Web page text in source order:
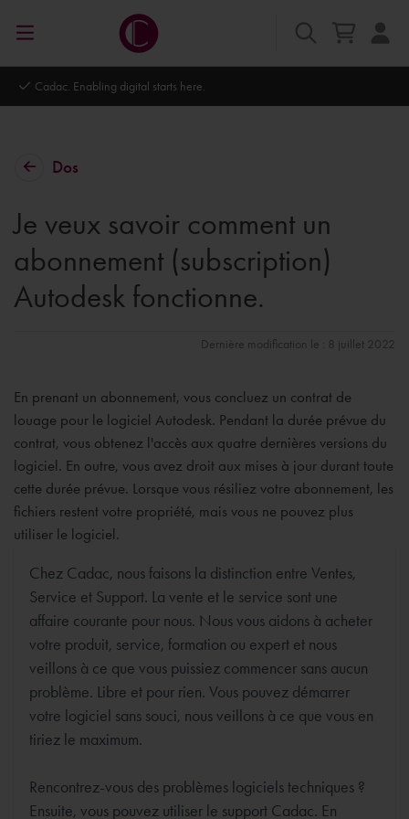
Autodesk Platinum Partner
Dos
Je veux savoir comment un
abonnement (subscription)
Autodesk fonctionne.
Dernière modification le : 8 juillet 2022
En prenant un abonnement, vous concluez un contrat de
louage pour le logiciel Autodesk. Pendant la durée prévue du
contrat, vous obtenez l'accès aux quatre dernières versions du
logiciel. En outre, vous avez droit aux mises à jour durant toute
cette durée prévue. Lorsque vous résiliez votre abonnement, les
fichiers restent votre propriété, mais vous ne pouvez plus
utiliser le logiciel.
Chez Cadac, nous faisons la distinction entre Ventes,
Service et Support. La vente et le service sont une
affaire courante pour nous. Nous vous aidons à acheter
votre produit, service, formation ou expert et nous
veillons à ce que vous puissiez commencer sans aucun
problème. Libre et pour rien. Vous pouvez démarrer
votre logiciel sans souci, nous veillons à ce que vous en
tiriez le maximum.
Rencontrez-vous des problèmes logiciels techniques ?
Ensuite, vous pouvez utiliser le support Cadac. En